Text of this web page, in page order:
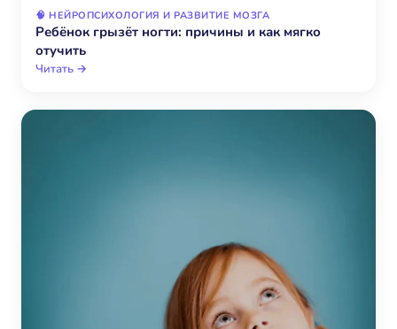
🧠 НЕЙРОПСИХОЛОГИЯ И РАЗВИТИЕ МОЗГА
Ребёнок грызёт ногти: причины и как мягко
отучить
Читать →